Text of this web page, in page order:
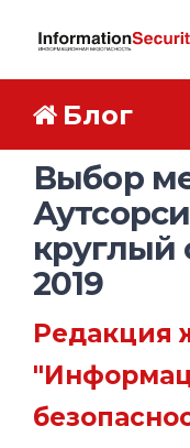
Блог
Выбор
круглый
2019
Редакция